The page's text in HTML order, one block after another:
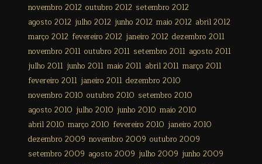
novembro 2012 outubro 2012 setembro 2012
agosto 2012 julho 2012 junho 2012 maio 2012 abril 2012
março 2012 fevereiro 2012 janeiro 2012 dezembro 2011
novembro 2011 outubro 2011 setembro 2011 agosto 2011
julho 2011 junho 2011 maio 2011 abril 2011 março 2011
fevereiro 2011 janeiro 2011 dezembro 2010
novembro 2010 outubro 2010 setembro 2010
agosto 2010 julho 2010 junho 2010 maio 2010
abril 2010 março 2010 fevereiro 2010 janeiro 2010
dezembro 2009 novembro 2009 outubro 2009
setembro 2009 agosto 2009 julho 2009 junho 2009